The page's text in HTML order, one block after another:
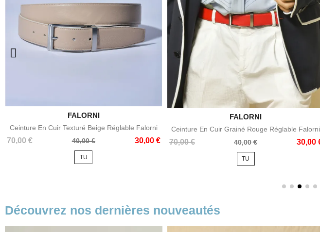
Aperçu rapide
FALORNI
Ceinture En Cuir Texturé Beige Réglable Falorni
70,00 €
Prix
40,00 € 30,00 €
Prix
TU
Aperçu rapide
FALORNI
Ceinture En Cuir Grainé Rouge Réglable Falorni
70,00 €
Prix
40,00 € 30,00
Prix
TU
Découvrez nos dernières nouveautés